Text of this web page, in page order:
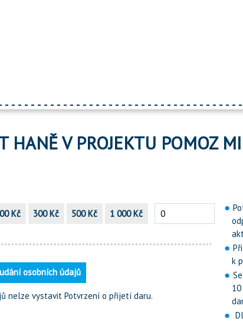
HANĚ V PROJEKTU POMOZ
Kč 300 Kč 500 Kč 1 000 Kč
osobních údajů
nelze vystavit Potvrzení o přijetí daru.
k